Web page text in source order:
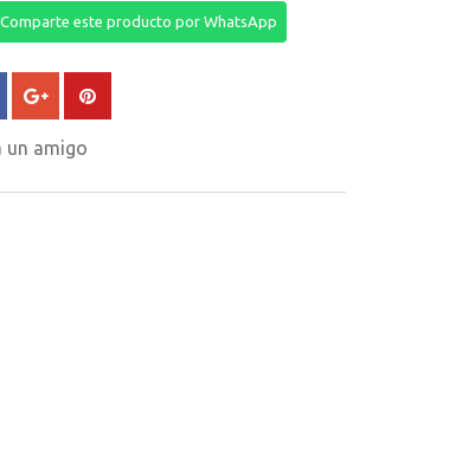
Comparte este producto por WhatsApp
un amigo